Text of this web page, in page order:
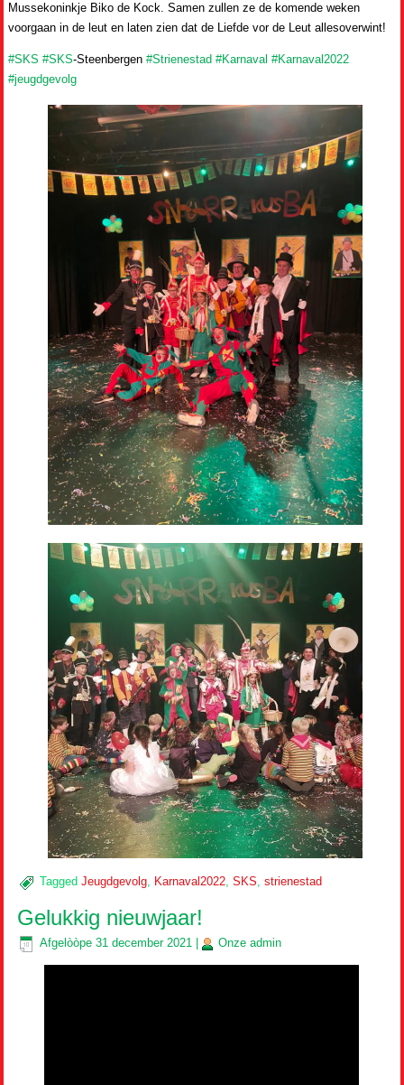
Mussekoninkje Biko de Kock. Samen zullen ze de komende weken
voorgaan in de leut en laten zien dat de Liefde vor de Leut allesoverwint!
#SKS #SKS-Steenbergen#Strienestad #Karnaval #Karnaval2022
#jeugdgevolg
Tagged Jeugdgevolg Karnaval2022 ,SKS ,strienestad
Gelukkig nieuwjaar!
Afgelòòpe 31 december 2021 Onze admin